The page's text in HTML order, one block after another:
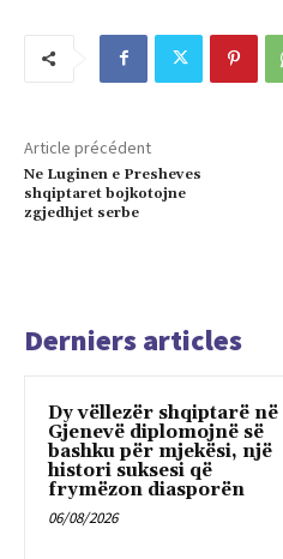
Article précédent
Ne Luginen e Presheves
shqiptaret bojkotojne
zgjedhjet serbe
Derniers articles
Dy vëllezër shqiptarë në
Gjenevë diplomojnë së
bashku për mjekësi, një
histori suksesi që
frymëzon diasporën
06/08/2026